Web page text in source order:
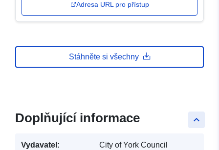
Adresa URL pro přístup
Stáhněte si všechny
keyboard_arrow_up
Doplňující informace
Vydavatel: City of York Council